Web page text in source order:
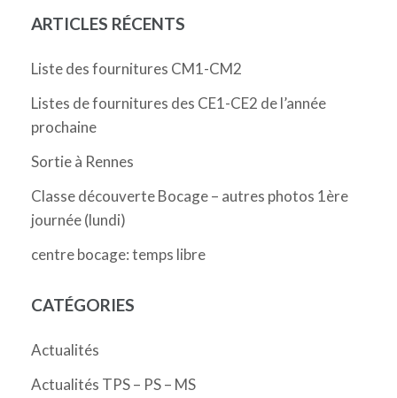
ARTICLES RÉCENTS
Liste des fournitures CM1-CM2
Listes de fournitures des CE1-CE2 de l’année
prochaine
Sortie à Rennes
Classe découverte Bocage – autres photos 1ère
journée (lundi)
centre bocage: temps libre
CATÉGORIES
Actualités
Actualités TPS – PS – MS